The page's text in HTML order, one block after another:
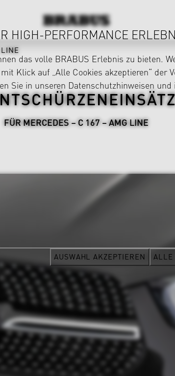
FÜR MERCEDES – C 167 – AMG LINE
HIGH-PERFORMANCE
das volle BRABUS Erlebnis zu bieten.
Klick auf „Alle Cookies akzeptieren“ der
Sie in unseren Datenschutzhinweisen und
AUSWAHL AKZEPTIEREN ALLE